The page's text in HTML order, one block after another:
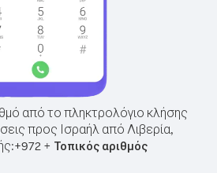
από το πληκτρολόγιο κλήσης
προς Ισραήλ από Λιβερία,
+972 + Τοπικός αριθμός